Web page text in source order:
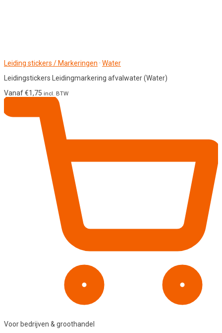
Leiding stickers / Markeringen · Water
Leidingstickers Leidingmarkering afvalwater (Water)
Vanaf€1,75 incl. BTW
Voor bedrijven & groothandel